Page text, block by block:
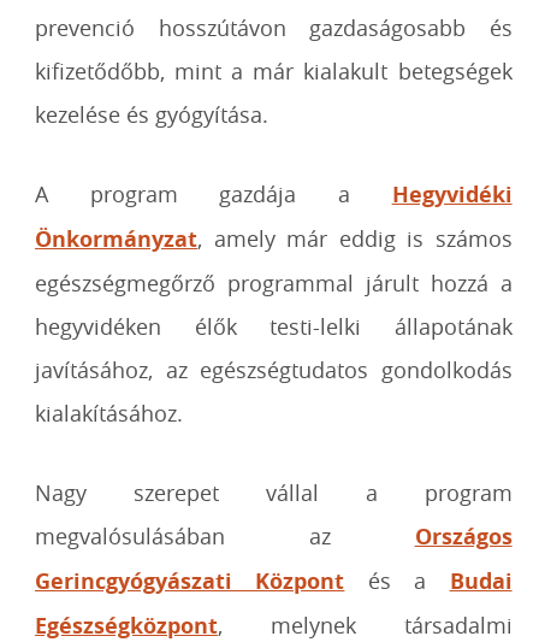
prevenció hosszútávon gazdaságosabb és
kifizetődőbb, mint a már kialakult betegségek
kezelése és gyógyítása.
A program gazdája a Hegyvidéki
Önkormányzat, amely már eddig is számos
egészségmegőrző programmal járult hozzá a
hegyvidéken élők testi-lelki állapotának
javításához, az egészségtudatos gondolkodás
kialakításához.
Nagy szerepet vállal a program
megvalósulásában az Országos
Gerincgyógyászati Központ és a Budai
Egészségközpont, melynek társadalmi